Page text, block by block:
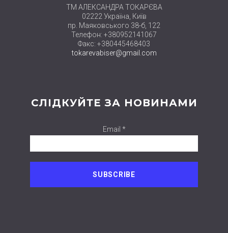
ТМ АЛЕКСАНДРА ТОКАРЄВА
02222 Україна, Київ
пр. Маяковського 38-б, 122
Телефон: +380952141067
Факс: +380445468403
tokarevabiser@gmail.com
СЛІДКУЙТЕ ЗА НОВИНАМИ
Email *